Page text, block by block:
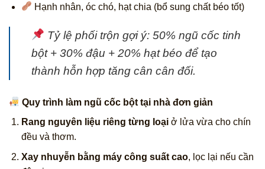
Hạnh nhân, óc chó, hạt chia (bổ sung chất béo tốt)
Tỷ lệ phối trộn gợi ý: 50% ngũ cốc tinh
bột + 30% đậu + 20% hạt béo để tạo
thành hỗn hợp tăng cân cân đối.
Quy trình làm ngũ cốc bột tại nhà đơn giản
Rang nguyên liệu riêng từng loạiở lửa vừa cho chín
đều và thơm.
Xay nhuyễn bằng máy công suất cao, lọc lại nếu cần